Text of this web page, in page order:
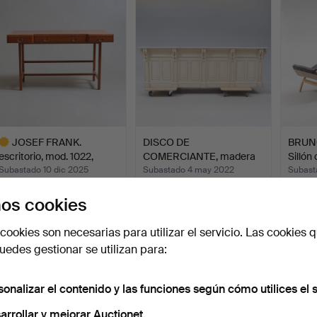
JOSEF FRANK.
mod. 1022,
10 dic 2025
USD
DISCO DE
COMERCIANTE, madera
pintada, 9 ca…
Subastado 4 may 2022
Sillón
«Pe…
cookies
son necesarias para utilizar el servicio. Las cookies
gestionar se utilizan para:
el contenido y las funciones según cómo utilices el